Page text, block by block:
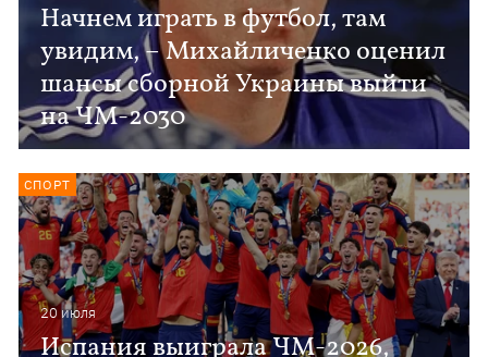
Начнем играть в футбол, там
увидим, – Михайличенко оценил
шансы сборной Украины выйти
на ЧМ-2030
20 июля
Испания выиграла ЧМ-2026,
СПОРТ